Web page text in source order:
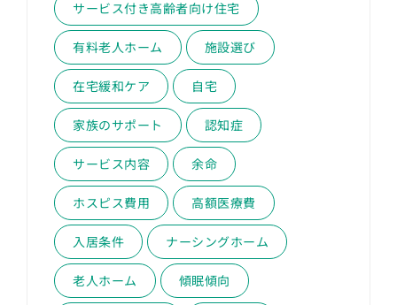
サービス付き高齢者向け住宅
有料老人ホーム 施設選び
在宅緩和ケア 自宅
家族のサポート 認知症
サービス内容 余命
ホスピス費用 高額医療費
入居条件 ナーシングホーム
老人ホーム 傾眠傾向